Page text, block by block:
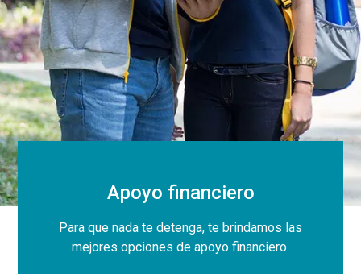
Apoyo financiero
Para que nada te detenga, te brindamos las
mejores opciones de apoyo financiero.